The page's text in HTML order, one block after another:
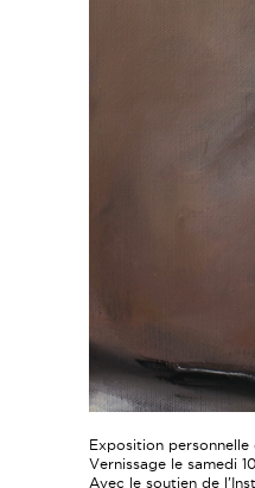
Exposition personnelle
Vernissage le samedi
Avec le soutien de